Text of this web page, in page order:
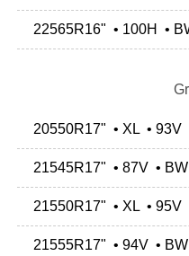
22565R16" • 100H •
20550R17" • XL • 93V
21545R17" • 87V • BW
21550R17" • XL • 95V
21555R17" • 94V • BW